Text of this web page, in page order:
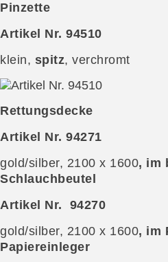
Pinzette
Artikel Nr. 94510
klein, spitz, verchromt
Rettungsdecke
Artikel Nr. 94271
gold/silber, 2100 x 1600, im
Schlauchbeutel
Artikel Nr. 94270
gold/silber, 2100 x 1600, im
Papiereinleger